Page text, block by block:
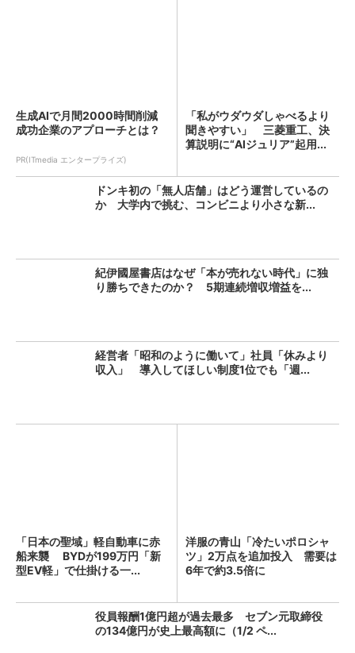
生成AIで月間2000時間削減
成功企業のアプローチとは？
PR(ITmedia エンタープライズ)
「私がウダウダしゃべるより
聞きやすい」 三菱重工、決
算説明に“AIジュリア”起用...
ドンキ初の「無人店舗」はどう運営しているの
か 大学内で挑む、コンビニより小さな新...
紀伊國屋書店はなぜ「本が売れない時代」に独
り勝ちできたのか？ 5期連続増収増益を...
経営者「昭和のように働いて」社員「休みより
収入」 導入してほしい制度1位でも「週...
「日本の聖域」軽自動車に赤
船来襲 BYDが199万円「新
型EV軽」で仕掛ける一...
洋服の青山「冷たいポロシャ
ツ」2万点を追加投入 需要は
6年で約3.5倍に
役員報酬1億円超が過去最多 セブン元取締役
の134億円が史上最高額に（1/2 ペ...